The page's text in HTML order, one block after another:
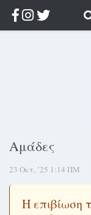
Στοχασμοί &
Διαφήμιση
Αμάδες
23 Οκτ, ’25 1:14 ΠΜ
Η επιβίωση